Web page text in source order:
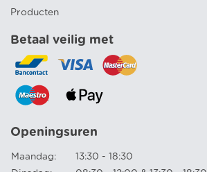
Producten
Betaal veilig met
Openingsuren
Maandag:
13:30 - 18:30